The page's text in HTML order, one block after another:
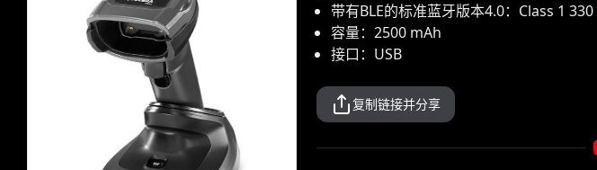
带有BLE的标准蓝牙版本4.0：Class 1
容量：2500 mAh
接口：USB
复制链接并分享